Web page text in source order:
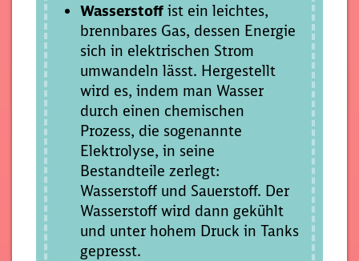
Wasserstoff ist ein leichtes,
brennbares Gas, dessen Energie
sich in elektrischen Strom
umwandeln lässt. Hergestellt
wird es, indem man Wasser
durch einen chemischen
Prozess, die sogenannte
Elektrolyse, in seine
Bestandteile zerlegt:
Wasserstoff und Sauerstoff. Der
Wasserstoff wird dann gekühlt
und unter hohem Druck in Tanks
gepresst.